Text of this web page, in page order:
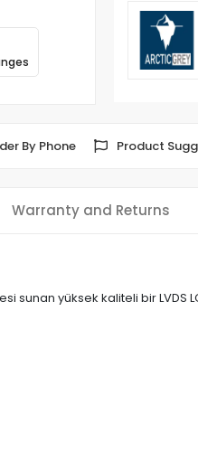
By Phone Product
Warranty and Returns
sunan yüksek kaliteli bir LVDS